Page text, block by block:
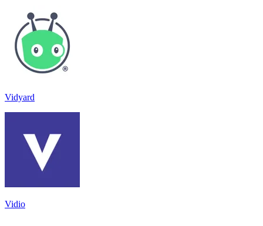
Vidyard
Vidio